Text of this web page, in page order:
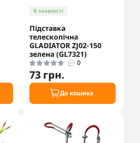
В наявності
Підставка
телескопічна
GLADIATOR ZJ02-150
зелена (GL7321)
0
73 грн.
До кошика